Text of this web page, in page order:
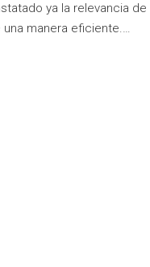
ya la relevancia
manera eficiente.…